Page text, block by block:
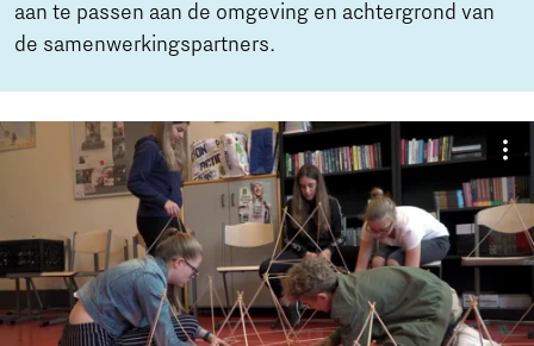
aan te passen aan de omgeving en achtergrond van
de samenwerkingspartners.